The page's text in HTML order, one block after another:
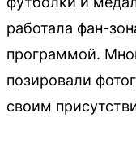
работала фан-
программой.
позировали
своим